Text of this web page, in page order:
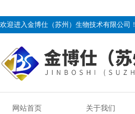
欢迎进入金博仕（苏州）生物技术有限公司！
网站首页 关于我们